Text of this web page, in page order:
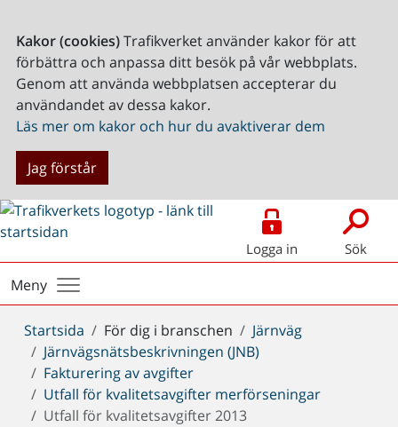
Kakor (cookies)Trafikverket använder kakor för att
förbättra och anpassa ditt besök på vår webbplats.
Genom att använda webbplatsen accepterar du
användandet av dessa kakor.
Läs mer om kakor och hur du avaktiverar dem
Jag förstår
Logga in Sök
Meny
Du
är
här:
Startsida För dig i branschen
Järnväg
Järnvägsnätsbeskrivningen (JNB)
Fakturering av avgifter
Utfall för kvalitetsavgifter merförseningar
Utfall för kvalitetsavgifter 2013